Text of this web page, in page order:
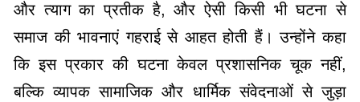
और त्याग का प्रतीक है, और ऐसी किसी भी घटना से
समाज की भावनाएं गहराई से आहत होती हैं। उन्होंने कहा
कि इस प्रकार की घटना केवल प्रशासनिक चूक नहीं,
बल्कि व्यापक सामाजिक और धार्मिक संवेदनाओं से जुड़ा